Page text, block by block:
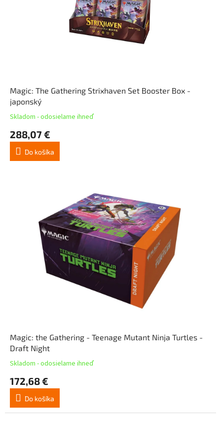
Magic: The Gathering Strixhaven Set Booster Box -
japonský
Skladom - odosielame ihneď
288,07 €
Do košíka
Magic: the Gathering - Teenage Mutant Ninja Turtles -
Draft Night
Skladom - odosielame ihneď
172,68 €
Do košíka